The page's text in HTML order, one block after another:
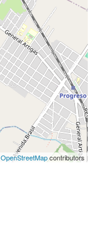
OpenStreetMapcontributors